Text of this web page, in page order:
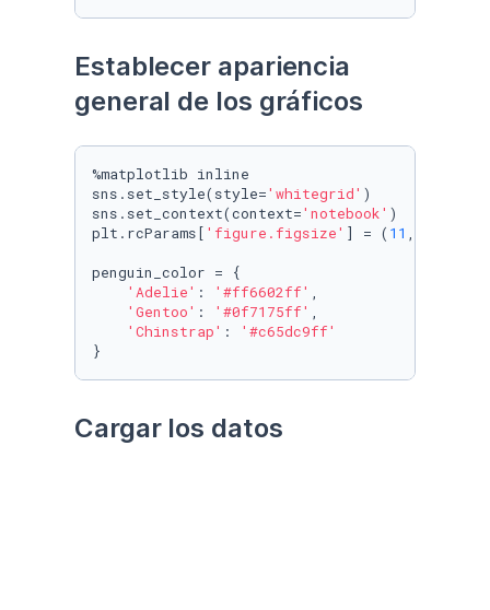
Establecer apariencia
general de los gráficos
%matplotlib inline
sns.set_style(style='whitegrid' )
sns.set_context(context='notebook' )
plt.rcParams[ 'figure.figsize' ] = ( 11 ,
penguin_color = {
'Adelie' : '#ff6602ff' ,
'Gentoo' : '#0f7175ff' ,
'Chinstrap' :
'#c65dc9ff'
}
Cargar los datos